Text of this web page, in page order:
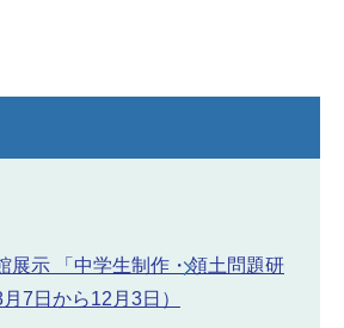
展示 「中学生制作・領土問題研
7日から12月3日）